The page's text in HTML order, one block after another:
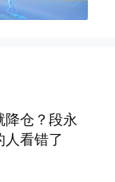
仓？段永
看错了